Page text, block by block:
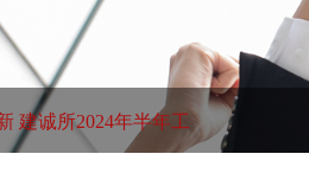
建诚所2024年半年工